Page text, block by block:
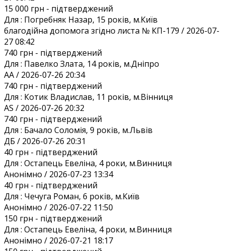
15 000 грн - підтверджений
Для : Погребняк Назар, 15 років, м.Київ
благодійна допомога згідно листа № КП-179 / 2026-07-
27 08:42
740 грн - підтверджений
Для : Павелко Злата, 14 років, м.Дніпро
AA / 2026-07-26 20:34
740 грн - підтверджений
Для : Котик Владислав, 11 років, м.Вінниця
AS / 2026-07-26 20:32
740 грн - підтверджений
Для : Бачало Соломія, 9 років, м.Львів
ДБ / 2026-07-26 20:31
40 грн - підтверджений
Для : Остапець Евеліна, 4 роки, м.Винниця
Анонiмно / 2026-07-23 13:34
40 грн - підтверджений
Для : Чечуга Роман, 6 років, м.Київ
Анонiмно / 2026-07-22 11:50
150 грн - підтверджений
Для : Остапець Евеліна, 4 роки, м.Винниця
Анонiмно / 2026-07-21 18:17